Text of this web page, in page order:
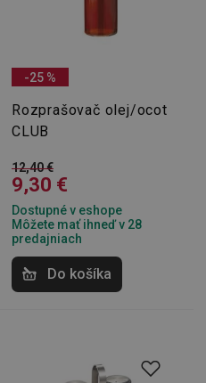
-25 %
Rozprašovač olej/ocot
CLUB
12,40 €
9,30 €
Dostupné v eshope
Môžete mať ihneď v 28
predajniach
Do košíka